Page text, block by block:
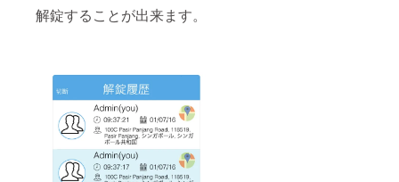
解錠することが出来ます。